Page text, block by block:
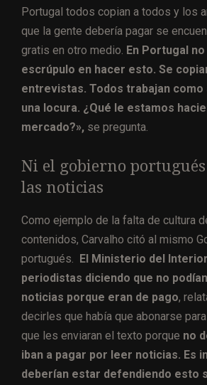
Portugal todos copian a todos y los
que la gente debería pagar se
gratis en otro medio. En Portugal
escrúpulo en hacer esto. Se
entrevistas. Todos trabajan como
una locura. ¿Qué le estamos
mercado?», se pregunta.
Ni el gobierno
las noticias
Como ejemplo de la falta de cultura
contenidos, Carvalho citó al mismo
portugués. El Ministerio del
periodistas diciendo que no
noticias porque eran de pago,
decirles que había que abonarse
que les enviaran el texto porque no
iban a pagar por leer noticias. Es
deberían estar defendiendo esto